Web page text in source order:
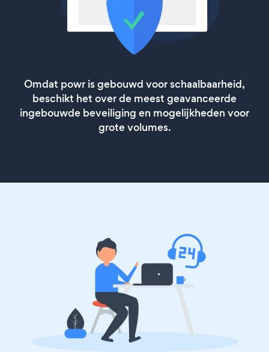
Omdat powr is gebouwd voor schaalbaarheid,
beschikt het over de meest geavanceerde
ingebouwde beveiliging en mogelijkheden voor
grote volumes.